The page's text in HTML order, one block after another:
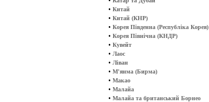
• Китай
• Китай (КНР)
• Корея Південна (Республіка Корея)
• Корея Північна (КНДР)
• Кувейт
• Лаос
• Ліван
• М'янма (Бирма)
• Макао
• Малайа
• Малайа та британський Борнео